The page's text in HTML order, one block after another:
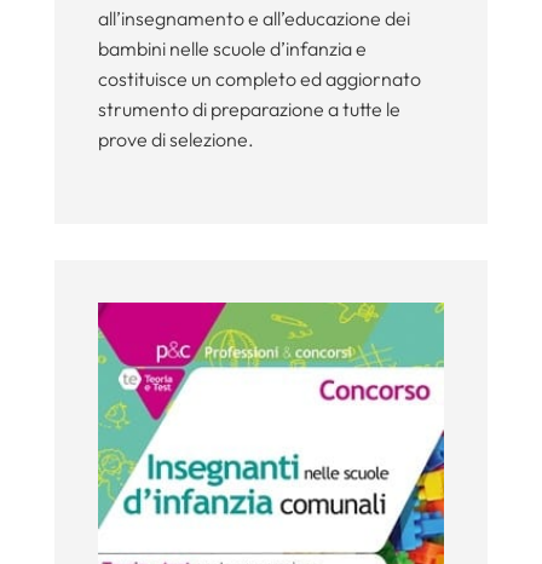
all’insegnamento e all’educazione dei
bambini nelle scuole d’infanzia e
costituisce un completo ed aggiornato
strumento di preparazione a tutte le
prove di selezione.